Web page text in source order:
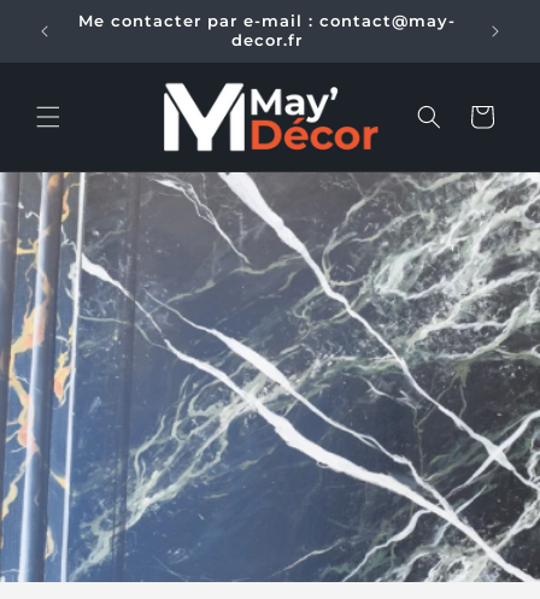
passer
contenu
43
Me contacter par e-mail : contact@may-
decor.fr
Panier